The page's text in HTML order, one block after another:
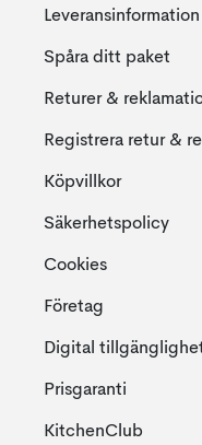
Leveransinformation
Spåra ditt paket
Returer &
Registrera retur &
Köpvillkor
Säkerhetspolicy
Cookies
Företag
Digital
Prisgaranti
KitchenClub